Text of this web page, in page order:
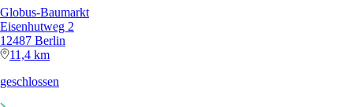
Globus-Baumarkt
Eisenhutweg 2
12487 Berlin
11,4 km
geschlossen